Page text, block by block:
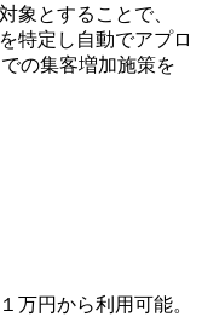
象とすることで、
特定し自動でアプロ
の集客増加施策を
万円から利用可能。